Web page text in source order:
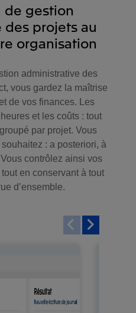
de gestion
projets au
organisation
administrative des
vous gardez la maîtrise
de vos finances. Les
et les coûts : tout
par projet. Vous
: a posteriori, à
contrôlez ainsi vos
en conservant à tout
d’ensemble.